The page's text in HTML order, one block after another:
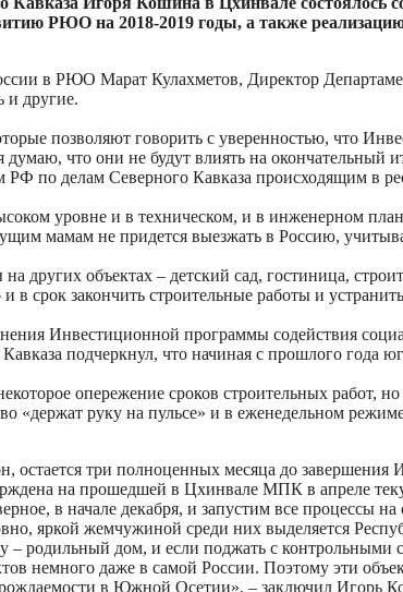
РЮО на 2018-2019 годы, а также
в РЮО Марат Кулахметов, Директор
другие.
позволяют говорить с уверенностью, что
что они не будут влиять на окончательный
по делам Северного Кавказа происходящим в
уровне и в техническом, и в инженерном
мамам не придется выезжать в Россию,
объектах – детский сад, гостиница,
срок закончить строительные работы и
Инвестиционной программы содействия
подчеркнул, что начиная с прошлого года
опережение сроков строительных работ,
руку на пульсе» и в еженедельном
остается три полноценных месяца до завершения
на прошедшей в Цхинвале МПК в апреле
в начале декабря, и запустим все процессы
яркой жемчужиной среди них выделяется
дом, и если поджать с контрольными
немного даже в самой России. Поэтому эти
рождаемости в Южной Осетии», – заключил Игорь